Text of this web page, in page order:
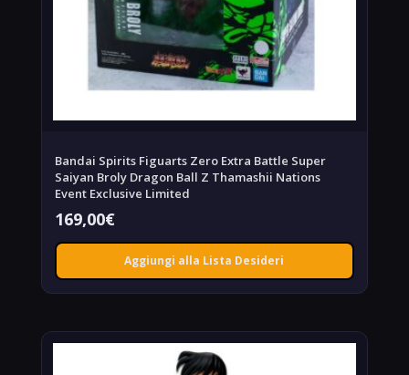
Bandai Spirits Figuarts Zero Extra Battle Super
Saiyan Broly Dragon Ball Z Thamashii Nations
Event Exclusive Limited
169,00€
Aggiungi alla Lista Desideri